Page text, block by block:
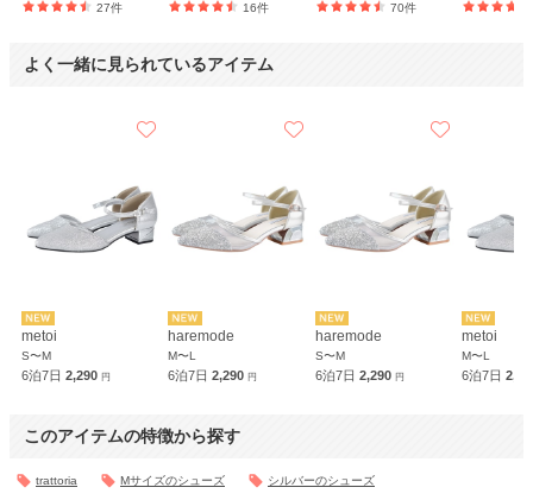
27件 16件 70件
よく一緒に見られているアイテム
metoi
S〜M
6泊7日 2,290 円
haremode
M〜L
6泊7日2,290円
haremode
S〜M
6泊7日 2,290 円
metoi
M〜L
6泊7日
このアイテムの特徴から探す
trattoria Mサイズのシューズ シルバーのシューズ